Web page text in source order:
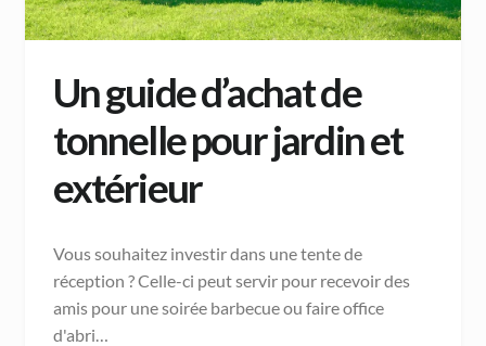
Un guide d’achat de
tonnelle pour jardin et
extérieur
Vous souhaitez investir dans une tente de
réception ? Celle-ci peut servir pour recevoir des
amis pour une soirée barbecue ou faire office
d'abri…